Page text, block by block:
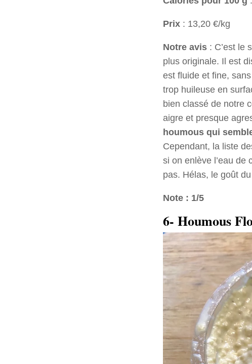
Prix : 13,20 €/kg
Notre avis : C’est le
plus originale. Il est
est fluide et fine,
trop huileuse en
bien classé de notre
aigre et presque
houmous qui
Cependant, la liste
si on enlève l’eau de
pas. Hélas, le goût
Note : 1/5
6- Houmous